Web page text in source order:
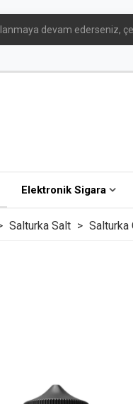
devam ederseniz,
Elektronik Sigara
Salturka Salt > Salturka